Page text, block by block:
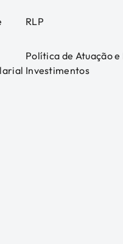
RLP
Política de Atuação
Investimentos